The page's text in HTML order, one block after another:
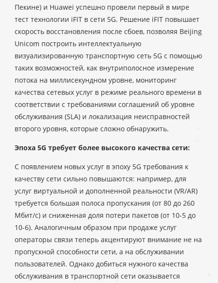
Пекине) и Huawei успешно провели первый в мире
тест технологии iFIT в сети 5G. Решение iFIT повышает
скорость восстановления после сбоев, позволяя Beijing
Unicom построить интеллектуальную
визуализированную транспортную сеть 5G с помощью
таких возможностей, как внутриполосное измерение
потока на миллисекундном уровне, мониторинг
качества сетевых услуг в режиме реального времени в
соответствии с требованиями соглашений об уровне
обслуживания (SLA) и локализация неисправностей
второго уровня, которые сложно обнаружить.
Эпоха 5G требует более высокого качества сети:
С появлением новых услуг в эпоху 5G требования к
качеству сети сильно повышаются: например, для
услуг виртуальной и дополненной реальности (VR/AR)
требуется большая полоса пропускания (от 80 до 260
Мбит/с) и сниженная доля потери пакетов (от 10-5 до
10-6). Аналогичным образом при продаже услуг
операторы связи теперь акцентируют внимание не на
пропускной способности сети, а на обслуживании
пользователей. Однако добиться нужного качества
обслуживания в транспортной сети оказывается